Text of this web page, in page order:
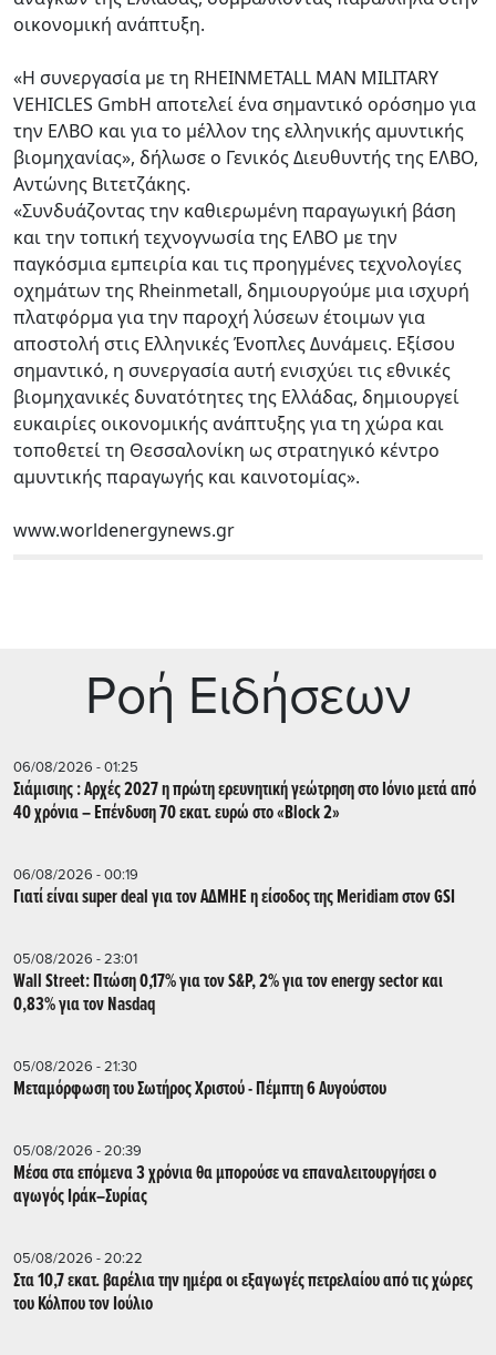
οικονομική ανάπτυξη.
«Η συνεργασία με τη RHEINMETALL MAN MILITARY
VEHICLES GmbH αποτελεί ένα σημαντικό ορόσημο για
την ΕΛΒΟ και για το μέλλον της ελληνικής αμυντικής
βιομηχανίας», δήλωσε ο Γενικός Διευθυντής της ΕΛΒΟ,
Αντώνης Βιτετζάκης.
«Συνδυάζοντας την καθιερωμένη παραγωγική βάση
και την τοπική τεχνογνωσία της ΕΛΒΟ με την
παγκόσμια εμπειρία και τις προηγμένες τεχνολογίες
οχημάτων της Rheinmetall, δημιουργούμε μια ισχυρή
πλατφόρμα για την παροχή λύσεων έτοιμων για
αποστολή στις Ελληνικές Ένοπλες Δυνάμεις. Εξίσου
σημαντικό, η συνεργασία αυτή ενισχύει τις εθνικές
βιομηχανικές δυνατότητες της Ελλάδας, δημιουργεί
ευκαιρίες οικονομικής ανάπτυξης για τη χώρα και
τοποθετεί τη Θεσσαλονίκη ως στρατηγικό κέντρο
αμυντικής παραγωγής και καινοτομίας».
www.worldenergynews.gr
Ρoή Ειδήσεων
06/08/2026 - 01:25
Σιάμισιης : Αρχές 2027 η πρώτη ερευνητική γεώτρηση στο Ιόνιο μετά από
40 χρόνια – Επένδυση 70 εκατ. ευρώ στο «Block 2»
06/08/2026 - 00:19
Γιατί είναι super deal για τον ΑΔΜΗΕ η είσοδος της Meridiam στον GSI
05/08/2026 - 23:01
Wall Street: Πτώση 0,17% για τον S&P, 2% για τον energy sector και
0,83% για τον Nasdaq
05/08/2026 - 21:30
Μεταμόρφωση του Σωτήρος Χριστού - Πέμπτη 6 Αυγούστου
05/08/2026 - 20:39
Mέσα στα επόμενα 3 χρόνια θα μπορούσε να επαναλειτουργήσει o
αγωγός Ιράκ–Συρίας
05/08/2026 - 20:22
Στα 10,7 εκατ. βαρέλια την ημέρα οι εξαγωγές πετρελαίου από τις χώρες
του Κόλπου τον Ιούλιο